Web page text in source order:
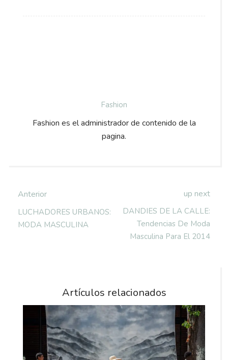
Fashion
Fashion es el administrador de contenido de la
pagina.
Anterior
LUCHADORES URBANOS:
MODA MASCULINA
up next
DANDIES DE LA CALLE:
Tendencias De Moda
Masculina Para El 2014
Artículos relacionados